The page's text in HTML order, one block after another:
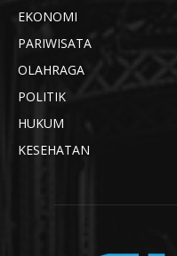
EKONOMI
PARIWISATA
OLAHRAGA
POLITIK
HUKUM
KESEHATAN